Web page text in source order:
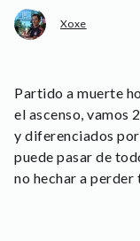
Xoxe
Partido a muerte
el ascenso, vamos
y diferenciados por
puede pasar de
no hechar a